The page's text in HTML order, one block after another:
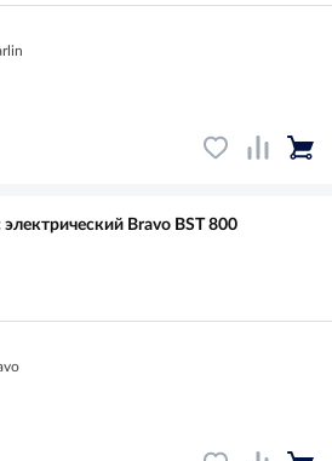
электрический Bravo BST 800